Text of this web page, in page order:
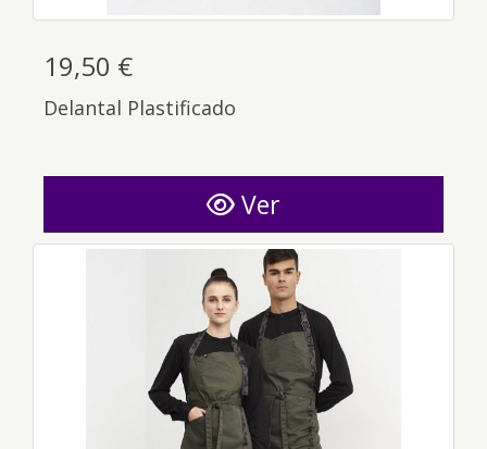
19,50 €
Delantal Plastificado
Ver